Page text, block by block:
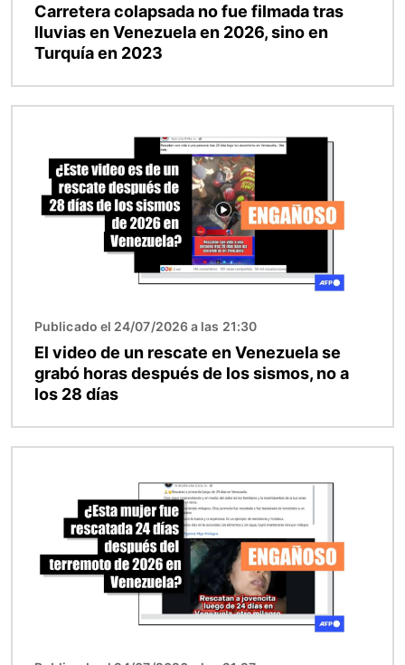
Carretera colapsada no fue filmada tras
lluvias en Venezuela en 2026, sino en
Turquía en 2023
Publicado el 24/07/2026 a las 21:30
El video de un rescate en Venezuela se
grabó horas después de los sismos, no a
los 28 días